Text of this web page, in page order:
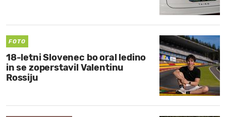
MOJ
FOTO
18-letni Slovenec bo oral ledino
in se zoperstavil Valentinu
Rossiju